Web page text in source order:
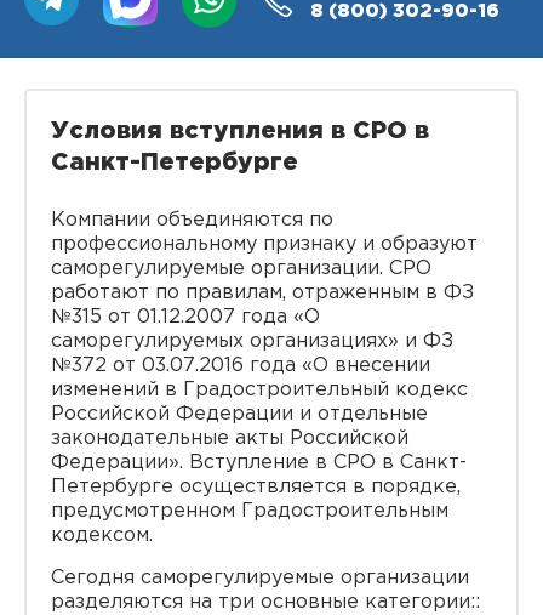
8 (800) 302-90-16
Условия вступления в СРО в
Санкт-Петербурге
Компании объединяются по
профессиональному признаку и образуют
саморегулируемые организации. СРО
работают по правилам, отраженным в ФЗ
№315 от 01.12.2007 года «О
саморегулируемых организациях» и ФЗ
№372 от 03.07.2016 года «О внесении
изменений в Градостроительный кодекс
Российской Федерации и отдельные
законодательные акты Российской
Федерации». Вступление в СРО в Санкт-
Петербурге осуществляется в порядке,
предусмотренном Градостроительным
кодексом.
Сегодня саморегулируемые организации
разделяются на три основные категории::